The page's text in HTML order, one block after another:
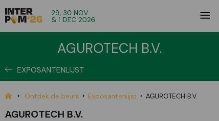
29, 30 NOV
& 1 DEC 2026
AGUROTECH B.V.
EXPOSANTENLIJST
Ontdek de beurs Exposantenlijst AGUROTECH B.V.
AGUROTECH B.V.